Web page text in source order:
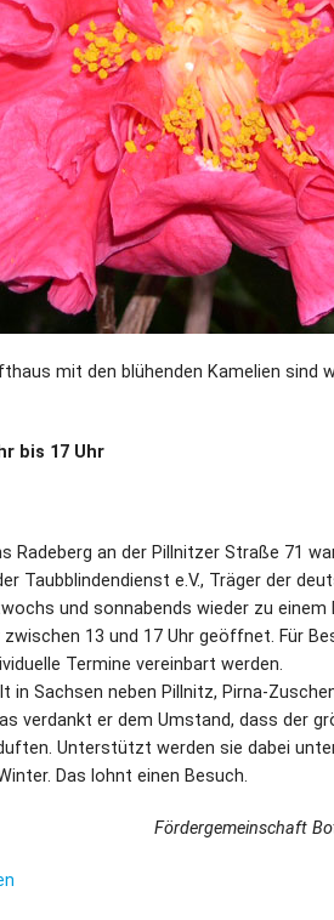
Feste
mit den blühenden Kamelien sind
bis 17 Uhr
Radeberg an der Pillnitzer Straße 71
Taubblindendienst e.V., Träger der
und sonnabends wieder zu
13 und 17 Uhr geöffnet. Für
Termine vereinbart werden.
in Sachsen neben Pillnitz, Pirna-
verdankt er dem Umstand, dass der
Unterstützt werden sie dabei
Das lohnt einen Besuch.
Fördergemeinschaft